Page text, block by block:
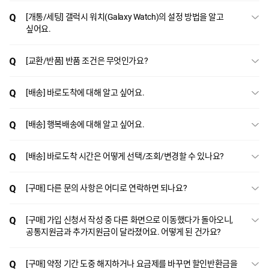
[개통/세팅] 갤럭시 워치(Galaxy Watch)의 설정 방법을 알고
싶어요.
[교환/반품] 반품 조건은 무엇인가요?
[배송] 바로도착에 대해 알고 싶어요.
[배송] 행복배송에 대해 알고 싶어요.
[배송] 바로도착 시간은 어떻게 선택/조회/변경할 수 있나요?
[구매] 다른 문의 사항은 어디로 연락하면 되나요?
[구매] 가입 신청서 작성 중 다른 화면으로 이동했다가 돌아오니,
공통지원금과 추가지원금이 달라졌어요. 어떻게 된 건가요?
[구매] 약정 기간 도중 해지하거나 요금제를 바꾸면 할인반환금을